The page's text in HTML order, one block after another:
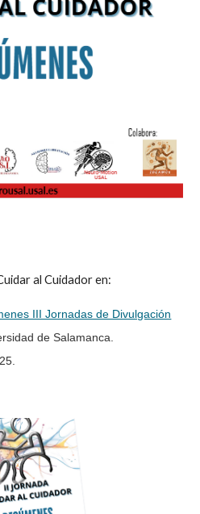
al Cuidador en:
III Jornadas de Divulgación
de Salamanca.